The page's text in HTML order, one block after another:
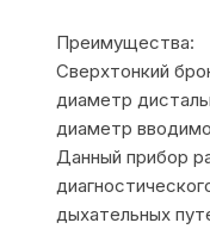
Преимущества:
Сверхтонкий
диаметр
диаметр
Данный прибор
дыхательных